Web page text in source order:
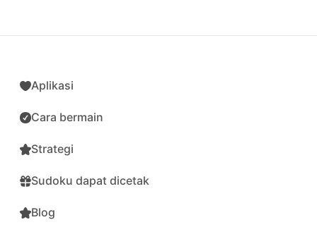
Aplikasi
Cara bermain
Strategi
Sudoku dapat dicetak
Blog